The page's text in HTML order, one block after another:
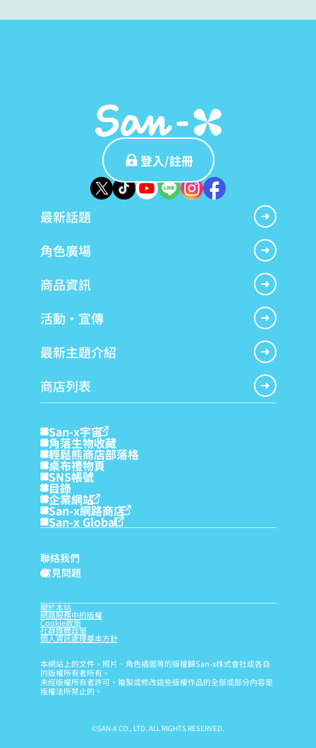
登入/註冊
最新話題
角色廣場
商品資訊
活動・宣傳
最新主題介紹
商店列表
San-x宇宙
角落生物收藏
輕鬆熊商店部落格
桌布禮物頁
SNS帳號
目錄
企業網站
San-x網路商店
San-x Global
聯絡我們
?
常見問題
關於本站
網路服務中的版權
Cookie政策
社群媒體政策
個人資訊處理基本方針
本網站上的文件、照片、角色插圖等的版權歸San-x株式會社或各自
的版權所有者所有。
未經版權所有者許可，複製或修改這些版權作品的全部或部分內容是
版權法所禁止的。
©SAN-X CO., LTD. ALL RIGHTS RESERVED.